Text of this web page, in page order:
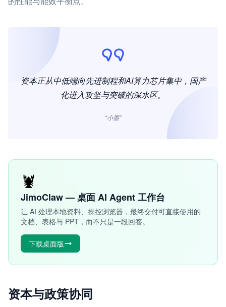
资本正从中低端向先进制程和AI算力芯片集中，国产
化进入攻坚与突破的深水区。
“小墨”
🦞
JimoClaw — 桌面 AI Agent 工作台
让 AI 处理本地资料、操控浏览器，最终交付可直接使用的
文档、表格与 PPT，而不只是一段回答。
下载桌面版
资本与政策协同